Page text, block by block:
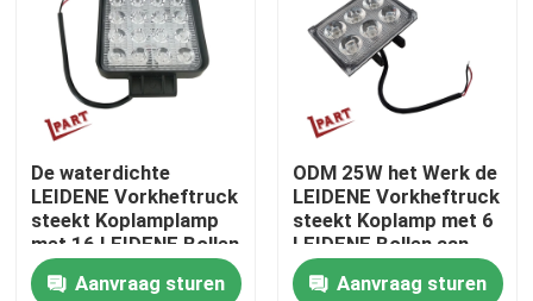
Ongeveer ons
Fabrieksreis
Kwaliteitscontrole
Contacteer ons
De waterdichte
LEIDENE Vorkheftruck
steekt Koplamplamp
met 16 LEIDENE Bollen
aan
Aanvraag sturen
ODM 25W het Werk de
LEIDENE Vorkheftruck
steekt Koplamp met 6
LEIDENE Bollen aan
Aanvraag sturen